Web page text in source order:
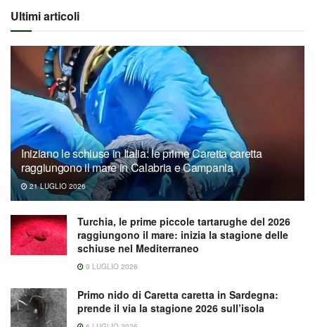
Ultimi articoli
Iniziano le schiuse in Italia: le prime Caretta caretta
raggiungono il mare in Calabria e Campania
21 LUGLIO 2026
Turchia, le prime piccole tartarughe del 2026
raggiungono il mare: inizia la stagione delle
schiuse nel Mediterraneo
9 LUGLIO 2026
Primo nido di Caretta caretta in Sardegna:
prende il via la stagione 2026 sull’isola